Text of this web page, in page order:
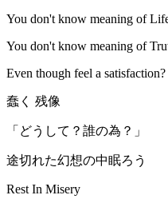
You don't know meaning of
You don't know meaning of
Even though feel a
蠢く 残像
「どうして？誰の為？」
途切れた幻想の中眠ろう
Rest In Misery